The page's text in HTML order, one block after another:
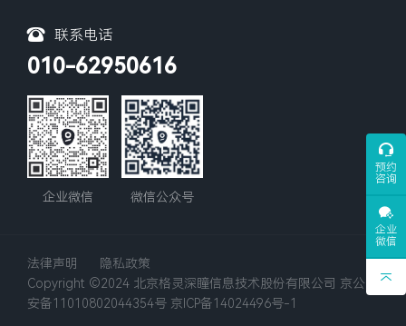
预约
咨询
企业
微信
联系电话
010-62950616
企业微信 微信公众号
法律声明
隐私政策
Copyright ©2024 北京格灵深瞳信息技术股份有限公司 京公网
安备11010802044354号 京ICP备14024496号-1